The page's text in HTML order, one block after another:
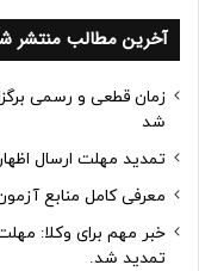
آخرین مطالب منتشر
شد
تمدید مهلت ارسال
معرفی کامل منابع آزمون وکالت 1405 کانون‌های
تمدید شد.